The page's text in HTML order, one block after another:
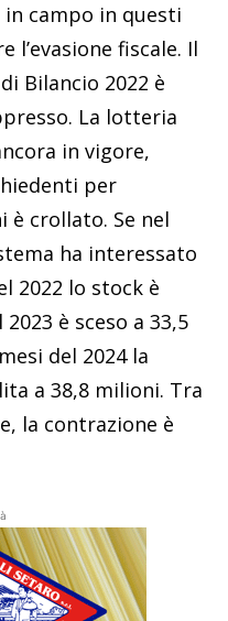
campo in questi
fiscale. Il
Bilancio 2022 è
La lotteria
in vigore,
per
è crollato. Se nel
ha interessato
2022 lo stock è
è sceso a 33,5
del 2024 la
a 38,8 milioni. Tra
la contrazione è